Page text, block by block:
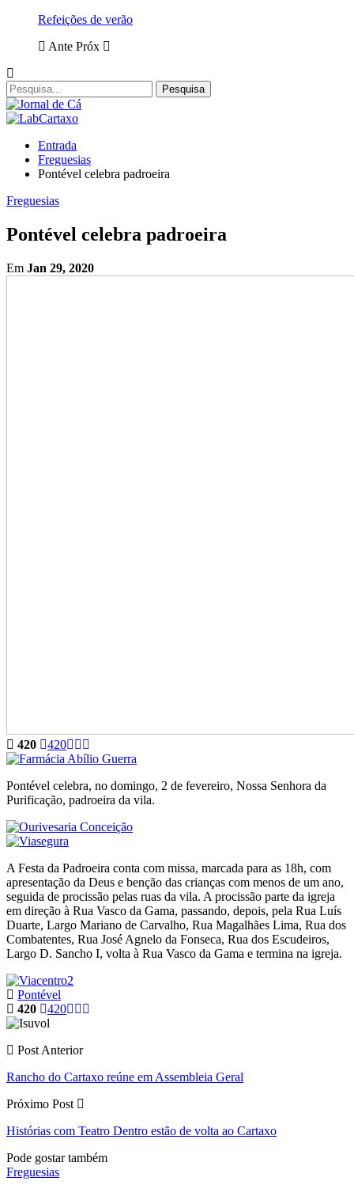
Refeições de verão
Ante Próx
Entrada
Freguesias
Pontével celebra padroeira
Freguesias
Pontével celebra padroeira
Em Jan 29, 2020
420 420
Pontével celebra, no domingo, 2 de fevereiro, Nossa Senhora da
Purificação, padroeira da vila.
A Festa da Padroeira conta com missa, marcada para as 18h, com
apresentação da Deus e benção das crianças com menos de um ano,
seguida de procissão pelas ruas da vila. A procissão parte da igreja
em direção à Rua Vasco da Gama, passando, depois, pela Rua Luís
Duarte, Largo Mariano de Carvalho, Rua Magalhães Lima, Rua dos
Combatentes, Rua José Agnelo da Fonseca, Rua dos Escudeiros,
Largo D. Sancho I, volta à Rua Vasco da Gama e termina na igreja.
Pontével
420
420
Post Anterior
Rancho do Cartaxo reúne em Assembleia Geral
Próximo Post
Histórias com Teatro Dentro estão de volta ao Cartaxo
Pode gostar também
Freguesias